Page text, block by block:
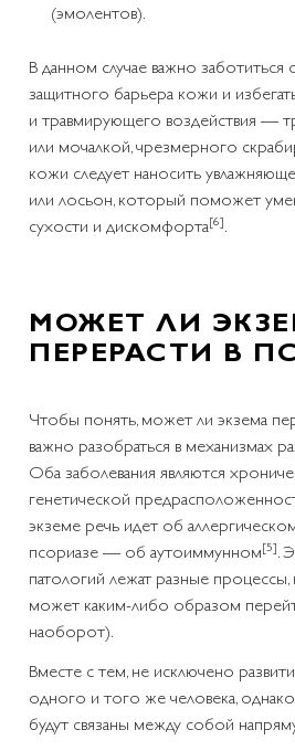
(эмолентов).
В данном случае важно заботиться
защитного барьера кожи и
и травмирующего воздействия —
или мочалкой, чрезмерного
кожи следует наносить
или лосьон, который поможет
сухости и дискомфорта[6].
МОЖЕТ ЛИ
ПЕРЕРАСТИ В
Чтобы понять, может ли экзема
важно разобраться в механизмах
Оба заболевания являются
генетической
экземе речь идет об
псориазе — об аутоиммунном[5].
патологий лежат разные
может каким-либо образом
наоборот).
Вместе с тем, не исключено
одного и того же человека,
будут связаны между собой